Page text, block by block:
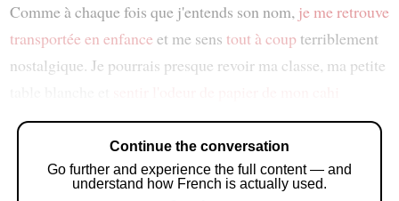
Comme à chaque fois que j'entends son nom, je me retrouve
transportée en enfance et me sens tout à coupterriblement
nostalgique. Je pourrais presque revoir ma classe, ma petite
Continue the conversation
Go further and experience the full content — and
understand how French is actually used.